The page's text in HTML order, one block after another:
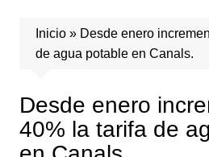
Inicio» Desde enero
de agua potable en Canals.
Desde enero
40% la tarifa de